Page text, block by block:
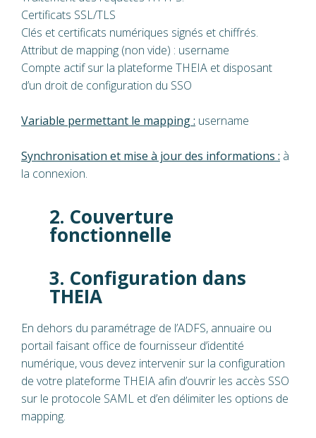
Certificats SSL/TLS
Clés et certificats numériques signés et chiffrés.
Attribut de mapping (non vide) : username
Compte actif sur la plateforme THEIA et disposant
d’un droit de configuration du SSO
Variable permettant le mapping : username
Synchronisation et mise à jour des informations : à
la connexion.
2. Couverture
fonctionnelle
3. Configuration dans
THEIA
En dehors du paramétrage de l’ADFS, annuaire ou
portail faisant office de fournisseur d’identité
numérique, vous devez intervenir sur la configuration
de votre plateforme THEIA afin d’ouvrir les accès SSO
sur le protocole SAML et d’en délimiter les options de
mapping.